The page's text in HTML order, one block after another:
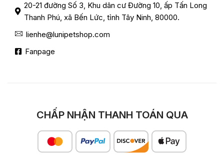
20-21 đường Số 3, Khu dân cư Đường 10, ấp Tấn Long
Thanh Phú, xã Bến Lức, tỉnh Tây Ninh, 80000.
lienhe@lunipetshop.com
Fanpage
CHẤP NHẬN THANH TOÁN QUA